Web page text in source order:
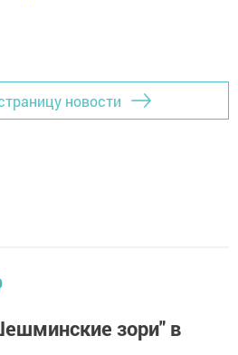
новости
зори" в